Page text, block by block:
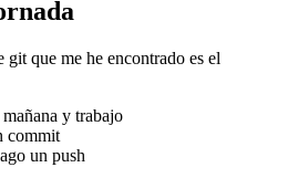
que me he encontrado es el
y trabajo
commit
un push